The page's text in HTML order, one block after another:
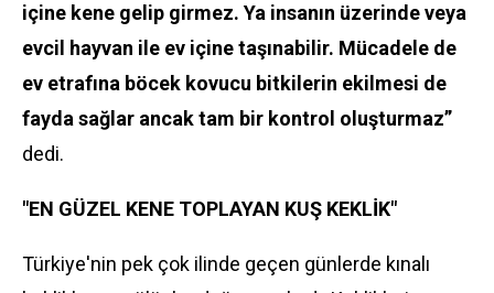
içine kene gelip girmez. Ya insanın üzerinde veya
evcil hayvan ile ev içine taşınabilir. Mücadele de
ev etrafına böcek kovucu bitkilerin ekilmesi de
fayda sağlar ancak tam bir kontrol oluşturmaz”
dedi.
"EN GÜZEL KENE TOPLAYAN KUŞ KEKLİK"
Türkiye'nin pek çok ilinde geçen günlerde kınalı